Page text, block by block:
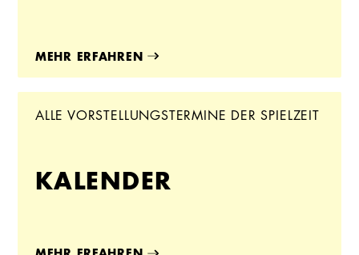
MEHR ERFAHREN
ALLE VORSTELLUNGSTERMINE DER SPIELZEIT
KALENDER